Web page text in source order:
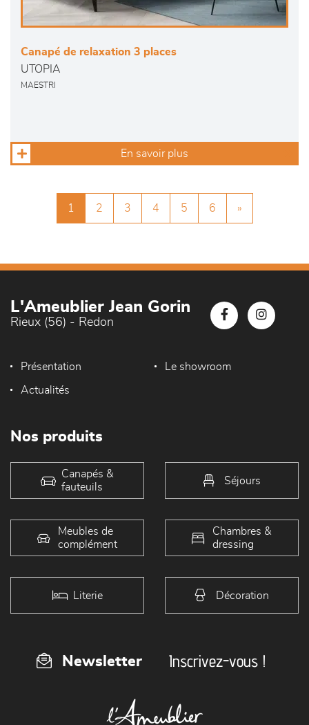
Canapé de relaxation 3 places
UTOPIA
MAESTRI
En savoir plus
1 2 3 4 5 6 »
L'Ameublier Jean Gorin
Rieux (56) - Redon
Présentation Le showroom
Actualités
Nos produits
Canapés &
fauteuils
Séjours
Meubles de
complément
Chambres &
dressing
Literie Décoration
Newsletter Inscrivez-vous !